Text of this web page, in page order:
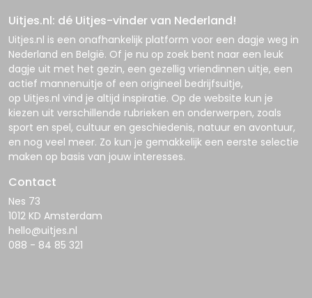
Uitjes.nl: dé Uitjes-vinder van Nederland!
Uitjes.nl is een onafhankelijk platform voor een dagje weg in
Nederland en België. Of je nu op zoek bent naar een leuk
dagje uit met het gezin, een gezellig vriendinnen uitje, een
actief mannenuitje of een origineel bedrijfsuitje,
op Uitjes.nl vind je altijd inspiratie. Op de website kun je
kiezen uit verschillende rubrieken en onderwerpen, zoals
sport en spel, cultuur en geschiedenis, natuur en avontuur,
en nog veel meer. Zo kun je gemakkelijk een eerste selectie
maken op basis van jouw interesses.
Contact
Nes 73
1012 KD Amsterdam
hello@uitjes.nl
088 - 84 85 321